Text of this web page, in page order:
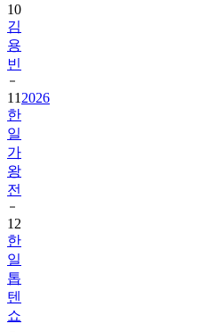
10
김
용
빈
11 2026
한
일
가
왕
전
12
한
일
톱
텐
쇼